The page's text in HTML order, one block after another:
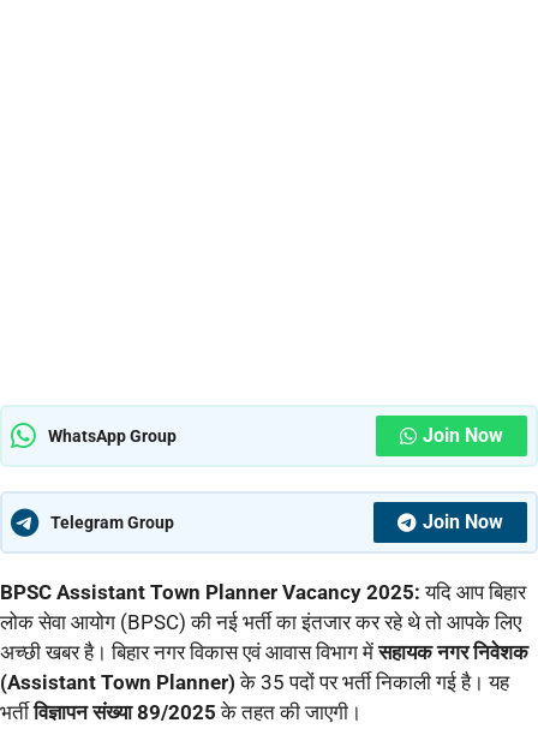
WhatsApp Group Join Now
Telegram Group Join Now
BPSC Assistant Town Planner Vacancy 2025: यदि आप बिहार
लोक सेवा आयोग (BPSC) की नई भर्ती का इंतजार कर रहे थे तो आपके लिए
अच्छी खबर है। बिहार नगर विकास एवं आवास विभाग मेंसहायक नगर निवेशक
(Assistant Town Planner) के 35 पदों पर भर्ती निकाली गई है। यह
भर्तीविज्ञापन संख्या 89/2025 के तहत की जाएगी।